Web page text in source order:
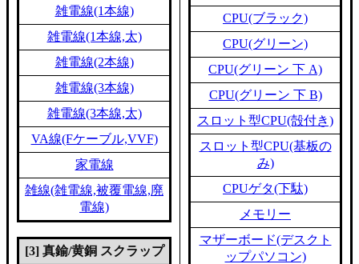
雑電線(1本線)
雑電線(1本線,太)
雑電線(2本線)
雑電線(3本線)
雑電線(3本線,太)
VA線(Fケーブル,VVF)
家電線
雑線(雑電線,被覆電線,廃
電線)
[3] 真鍮/黄銅 スクラップ
CPU(ブラック)
CPU(グリーン)
CPU(グリーン 下 A)
CPU(グリーン 下 B)
スロット型CPU(殻付き)
スロット型CPU(基板の
み)
CPUゲタ(下駄)
メモリー
マザーボード(デスクト
ップパソコン)